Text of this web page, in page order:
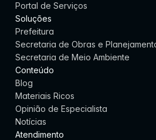
Portal de Serviços
Soluções
Prefeitura
Secretaria de Obras e
Secretaria de Meio Ambiente
Conteúdo
Blog
Materiais Ricos
Opinião de Especialista
Notícias
Atendimento